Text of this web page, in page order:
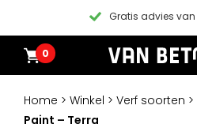
Gratis advies van professionals!
0
Overslaan
inhoud
Producten
Inspiratie
Technische Datasheet
Home > Winkel > Verf soorten >
Paint – Terra
Home
Contact